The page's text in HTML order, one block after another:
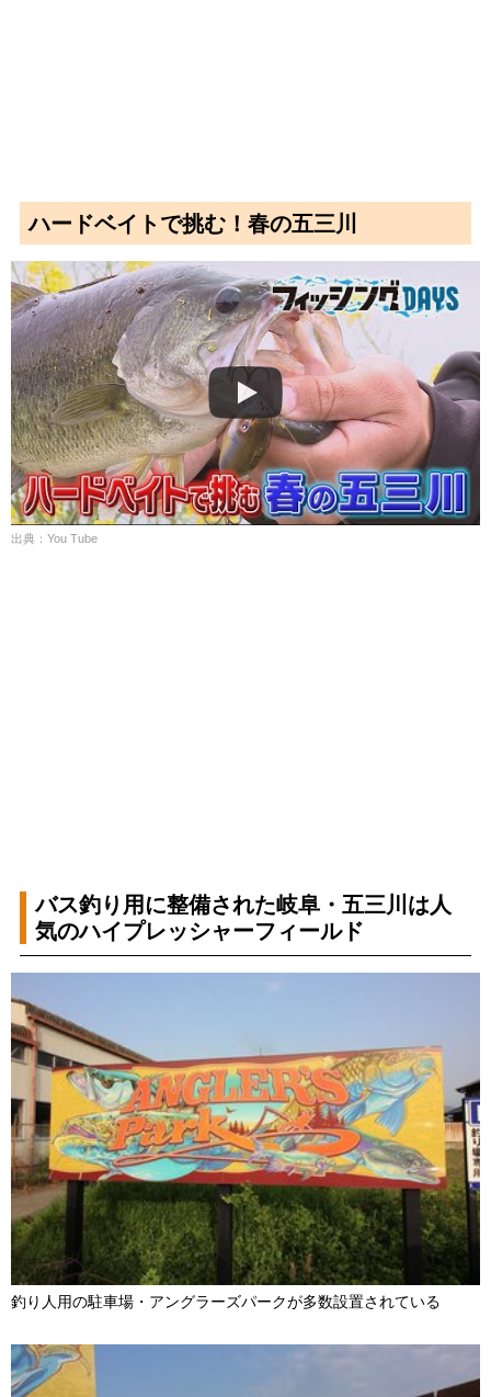
ハードベイトで挑む！春の五三川
出典：You Tube
バス釣り用に整備された岐阜・五三川は人
気のハイプレッシャーフィールド
釣り人用の駐車場・アングラーズパークが多数設置されている